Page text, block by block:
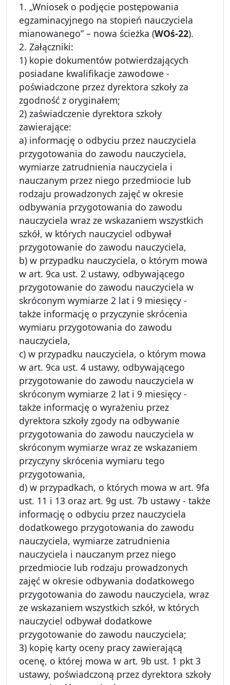
1. „Wniosek o podjęcie postępowania
egzaminacyjnego na stopień nauczyciela
mianowanego” – nowa ścieżka (WOś-22).
2. Załączniki:
1) kopie dokumentów potwierdzających
posiadane kwalifikacje zawodowe -
poświadczone przez dyrektora szkoły za
zgodność z oryginałem;
2) zaświadczenie dyrektora szkoły
zawierające:
a) informację o odbyciu przez nauczyciela
przygotowania do zawodu nauczyciela,
wymiarze zatrudnienia nauczyciela i
nauczanym przez niego przedmiocie lub
rodzaju prowadzonych zajęć w okresie
odbywania przygotowania do zawodu
nauczyciela wraz ze wskazaniem wszystkich
szkół, w których nauczyciel odbywał
przygotowanie do zawodu nauczyciela,
b) w przypadku nauczyciela, o którym mowa
w art. 9ca ust. 2 ustawy, odbywającego
przygotowanie do zawodu nauczyciela w
skróconym wymiarze 2 lat i 9 miesięcy -
także informację o przyczynie skrócenia
wymiaru przygotowania do zawodu
nauczyciela,
c) w przypadku nauczyciela, o którym mowa
w art. 9ca ust. 4 ustawy, odbywającego
przygotowanie do zawodu nauczyciela w
skróconym wymiarze 2 lat i 9 miesięcy -
także informację o wyrażeniu przez
dyrektora szkoły zgody na odbywanie
przygotowania do zawodu nauczyciela w
skróconym wymiarze wraz ze wskazaniem
przyczyny skrócenia wymiaru tego
przygotowania,
d) w przypadkach, o których mowa w art. 9fa
ust. 11 i 13 oraz art. 9g ust. 7b ustawy - także
informację o odbyciu przez nauczyciela
dodatkowego przygotowania do zawodu
nauczyciela, wymiarze zatrudnienia
nauczyciela i nauczanym przez niego
przedmiocie lub rodzaju prowadzonych
zajęć w okresie odbywania dodatkowego
przygotowania do zawodu nauczyciela, wraz
ze wskazaniem wszystkich szkół, w których
nauczyciel odbywał dodatkowe
przygotowanie do zawodu nauczyciela;
3) kopię karty oceny pracy zawierającą
ocenę, o której mowa w art. 9b ust. 1 pkt 3
ustawy, poświadczoną przez dyrektora szkoły